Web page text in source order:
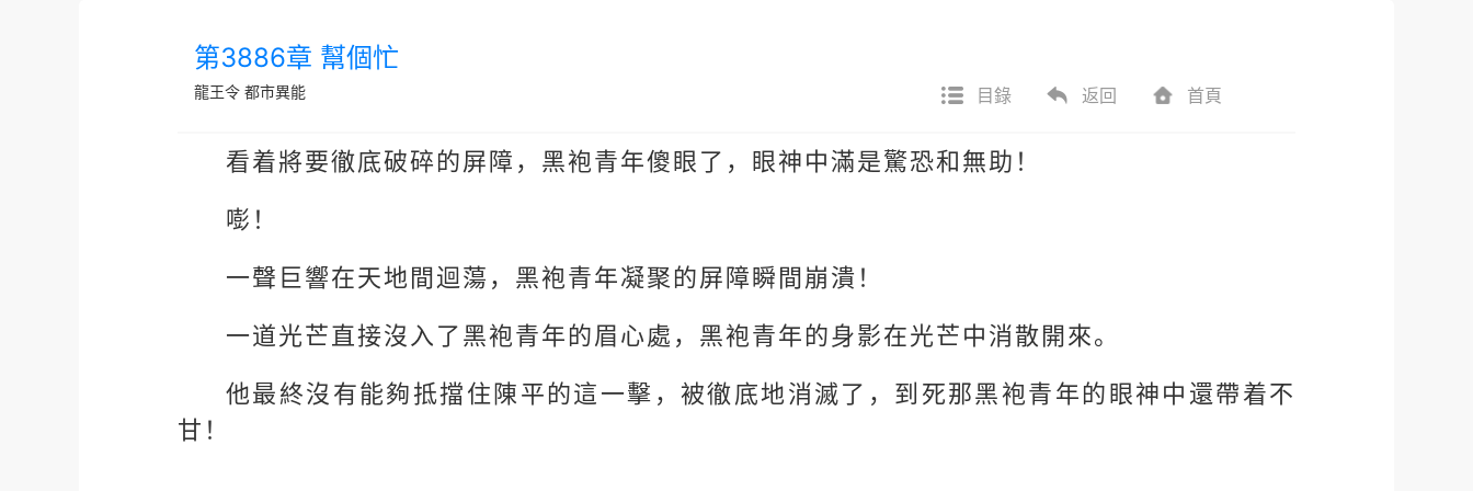
第3886章 幫個忙
龍王令 都市異能 目錄 返回 首頁
看着將要徹底破碎的屏障，黑袍青年傻眼了，眼神中滿是驚恐和無助！
嘭！
一聲巨響在天地間迴蕩，黑袍青年凝聚的屏障瞬間崩潰！
一道光芒直接沒入了黑袍青年的眉心處，黑袍青年的身影在光芒中消散開來。
他最終沒有能夠抵擋住陳平的這一擊，被徹底地消滅了，到死那黑袍青年的眼神中還帶着不
甘！